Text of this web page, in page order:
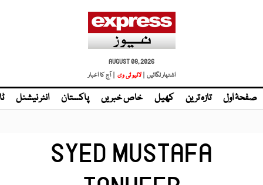
AUGUST 08, 2026
اشتہار لگائیں | لائیو ٹی وی | آج کا اخبار
صفحۂ اول تازہ ترین کھیل خاص خبریں پاکستان انٹر نیشنل
SYED MUSTAFA